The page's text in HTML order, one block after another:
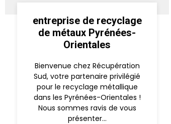
entreprise de recyclage
de métaux Pyrénées-
Orientales
Bienvenue chez Récupération
Sud, votre partenaire privilégié
pour le recyclage métallique
dans les Pyrénées-Orientales !
Nous sommes ravis de vous
présenter...